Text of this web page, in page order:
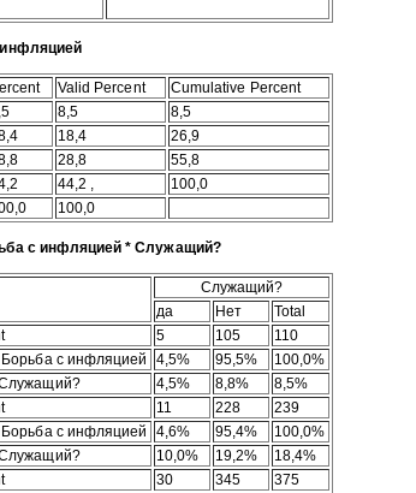
Valid Percent
Cumulative Percent
8,5
8,5
18,4
26,9
28,8
55,8
44,2 ,
100,0
100,0
с инфляцией * Служащий?
Служащий?
да
Нет
Total
5 105
110
Борьба с инфляцией
4,5% 95,5%
100,0%
4,5% 8,8%
8,5%
11 228
239
Борьба с инфляцией
4,6% 95,4%
100,0%
10,0% 19,2%
18,4%
30 345 375